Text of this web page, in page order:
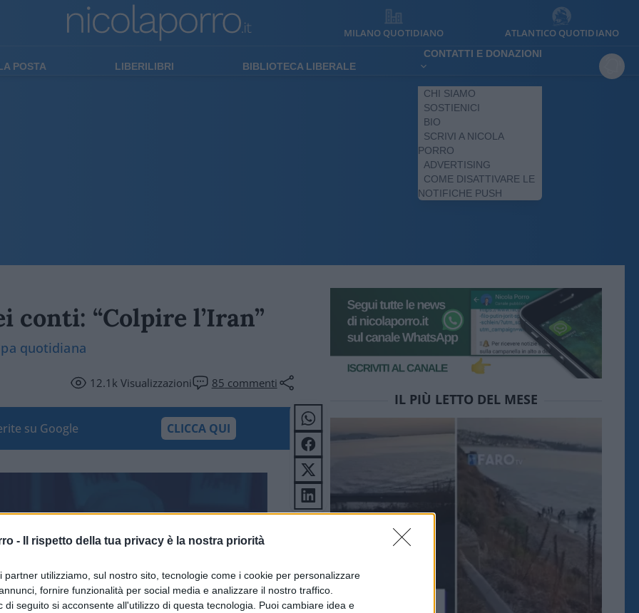
- Il rispetto della tua privacy è la nostra priorità
partner utilizziamo, sul nostro sito, tecnologie come i cookie per personalizzare
fornire funzionalità per social media e analizzare il nostro traffico.
di seguito si acconsente all'utilizzo di questa tecnologia. Puoi cambiare idea e
MILANO QUOTIDIANO ATLANTICO QUOTIDIANO
POSTA LIBERILIBRI BIBLIOTECA LIBERALE
CONTATTI E DONAZIONI
CHI SIAMO
SOSTIENICI
BIO
SCRIVI A NICOLA
PORRO
ADVERTISING
COME DISATTIVARE LE
NOTIFICHE PUSH
conti: “Colpire l’Iran”
quotidiana
12.1kVisualizzazioni 85 commenti
su Google CLICCA QUI
IL PIÙ LETTO DEL MESE